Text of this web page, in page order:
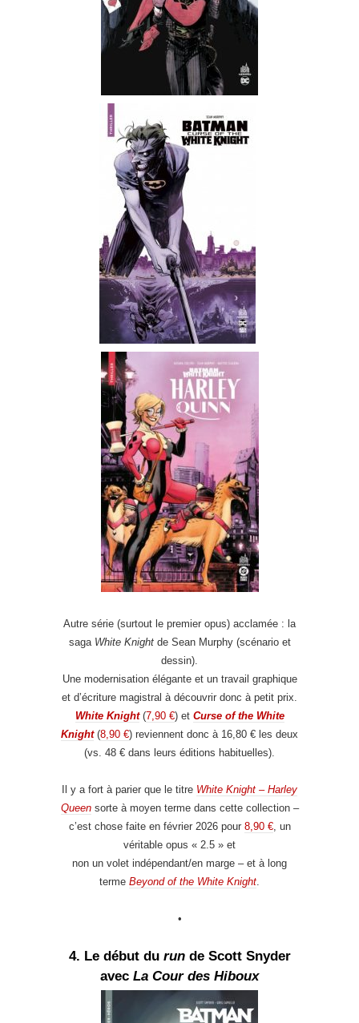
Autre série (surtout le premier opus) acclamée : la
saga White Knightde Sean Murphy (scénario et
dessin).
Une modernisation élégante et un travail graphique
et d’écriture magistral à découvrir donc à petit prix.
White Knight(7,90 €) et Curse of the White
Knight(8,90 €) reviennent donc à 16,80 € les deux
(vs. 48 € dans leurs éditions habituelles).
Il y a fort à parier que le titre White Knight – Harley
Queensorte à moyen terme dans cette collection –
c’est chose faite en février 2026 pour 8,90 €, un
véritable opus « 2.5 » et
non un volet indépendant/en marge – et à long
terme Beyond of the White Knight.
•
4. Le début du runde Scott Snyder
avec La Cour des Hiboux